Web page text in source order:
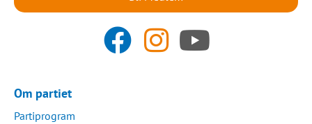
Om partiet
Partiprogram